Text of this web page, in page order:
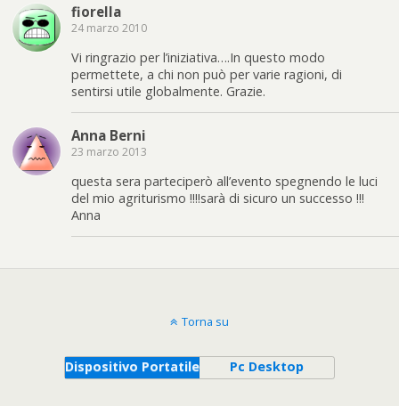
fiorella
24 marzo 2010
Vi ringrazio per l’iniziativa….In questo modo
permettete, a chi non può per varie ragioni, di
sentirsi utile globalmente. Grazie.
Anna Berni
23 marzo 2013
questa sera parteciperò all’evento spegnendo le luci
del mio agriturismo !!!!sarà di sicuro un successo !!!
Anna
Torna su
Dispositivo Portatile Pc Desktop